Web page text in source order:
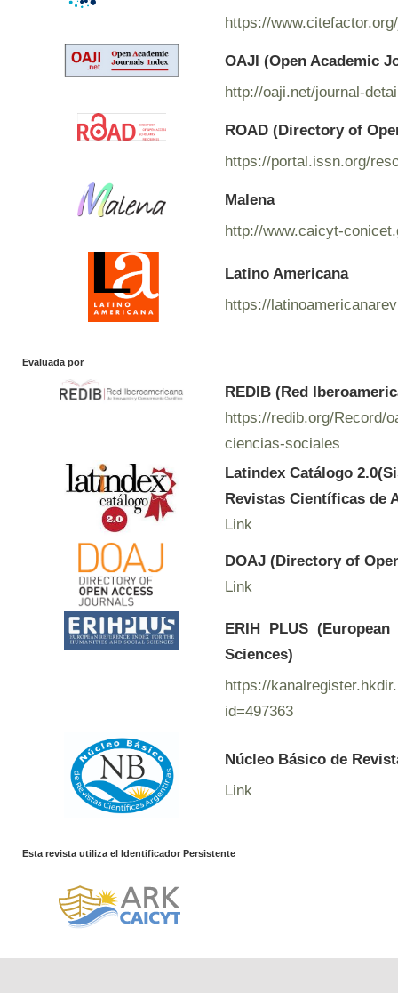
https://
OAJI (Open Academic
http://oaji.net/journal-
ROAD (Directory of
https://portal.issn.org/
Malena
http://www.caicyt-
Latino Americana
https://
Evaluada por
REDIB (Red
https://redib.org/Record/
ciencias-sociales
Latindex Catálogo
Revistas Científicas de
Link
DOAJ (Directory of
Link
ERIH PLUS
Sciences)
https://
id=497363
Núcleo Básico de
Link
Esta revista utiliza el Identificador Persistente